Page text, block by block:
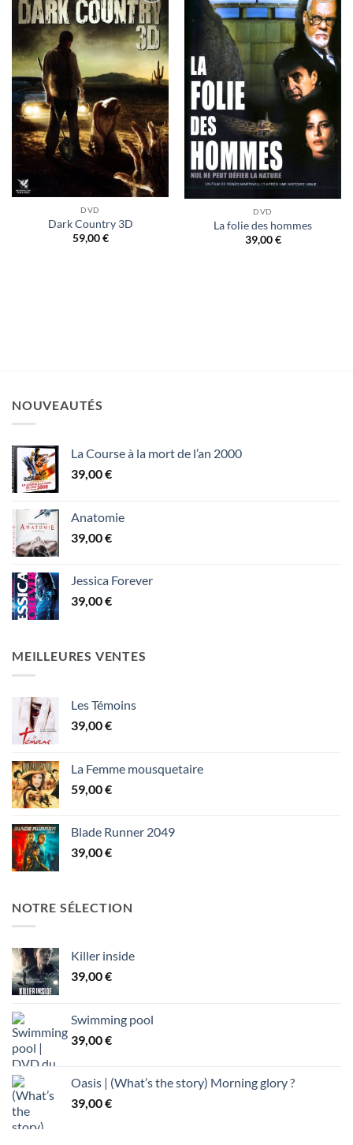
Ajouter
à ma
liste
d’envies
DVD
Dark Country 3D
59,00€
Ajouter
à ma
liste
d’envies
DVD
La folie des hommes
39,00€
NOUVEAUTÉS
La Course à la mort de l’an 2000
39,00€
Anatomie
39,00€
Jessica Forever
39,00€
MEILLEURES VENTES
Les Témoins
39,00€
La Femme mousquetaire
59,00€
Blade Runner 2049
39,00€
NOTRE SÉLECTION
Killer inside
39,00€
Swimming pool
39,00€
Oasis | (What’s the story) Morning glory ?
39,00€